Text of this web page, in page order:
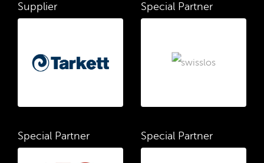
Supplier Special Partner
Special Partner Special Partner